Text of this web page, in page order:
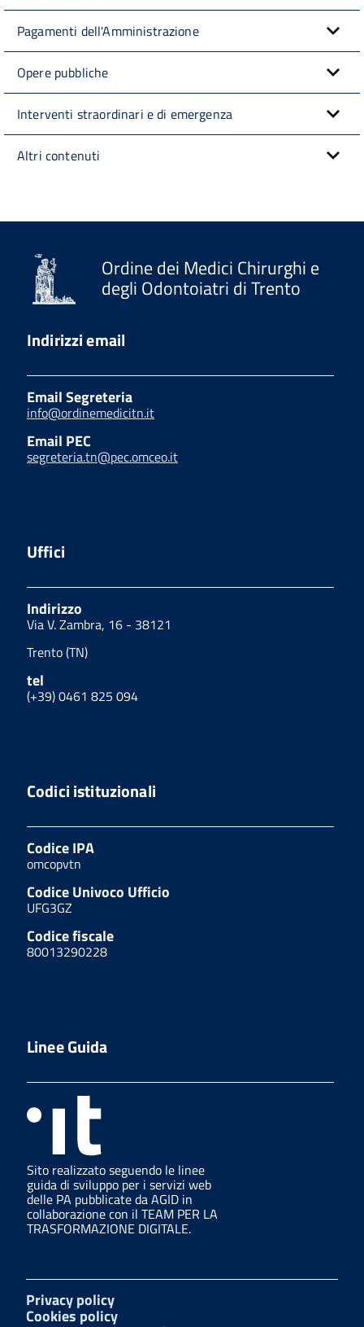
Pagamenti dell'Amministrazione
Opere pubbliche
Interventi straordinari e di emergenza
Altri contenuti
Ordine dei Medici Chirurghi e
degli Odontoiatri di Trento
Indirizzi email
Email Segreteria
info@ordinemedicitn.it
Email PEC
segreteria.tn@pec.omceo.it
Uffici
Indirizzo
Via V. Zambra, 16 - 38121
Trento (TN)
tel
(+39) 0461 825 094
Codici istituzionali
Codice IPA
omcopvtn
Codice Univoco Ufficio
UFG3GZ
Codice fiscale
80013290228
Linee Guida
Sito realizzato seguendo le linee
guida di sviluppo per i servizi web
delle PA pubblicate da AGID in
collaborazione con il TEAM PER LA
TRASFORMAZIONE DIGITALE.
Privacy policy
Cookies policy